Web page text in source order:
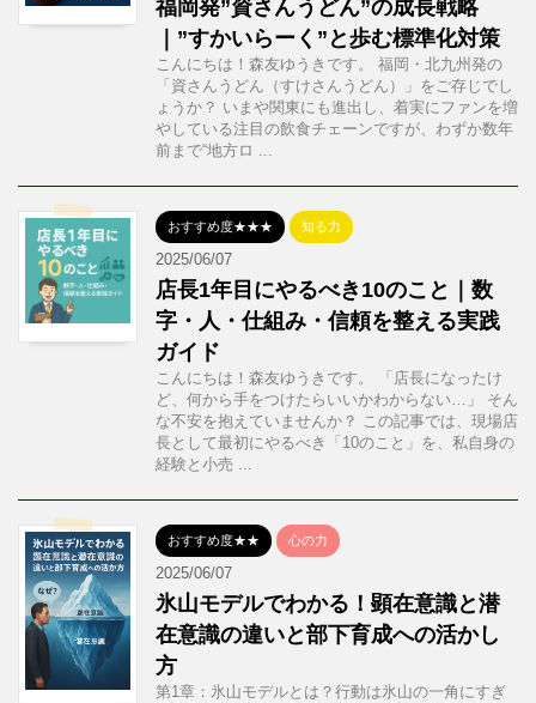
福岡発”資さんうどん”の成長戦略
｜”すかいらーく”と歩む標準化対策
こんにちは！森友ゆうきです。 福岡・北九州発の
「資さんうどん（すけさんうどん）」をご存じでし
ょうか？ いまや関東にも進出し、着実にファンを増
やしている注目の飲食チェーンですが、わずか数年
前まで“地方ロ ...
おすすめ度★★★ 知る力
2025/06/07
店長1年目にやるべき10のこと｜数
字・人・仕組み・信頼を整える実践
ガイド
こんにちは！森友ゆうきです。 「店長になったけ
ど、何から手をつけたらいいかわからない…」 そん
な不安を抱えていませんか？ この記事では、現場店
長として最初にやるべき「10のこと」を、私自身の
経験と小売 ...
おすすめ度★★ 心の力
2025/06/07
氷山モデルでわかる！顕在意識と潜
在意識の違いと部下育成への活かし
方
第1章：氷山モデルとは？行動は氷山の一角にすぎ